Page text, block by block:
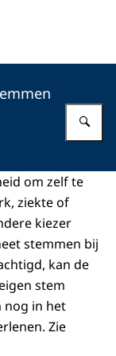
om zelf te
ziekte of
kiezer
stemmen bij
kan de
stem
nog in het
Zie